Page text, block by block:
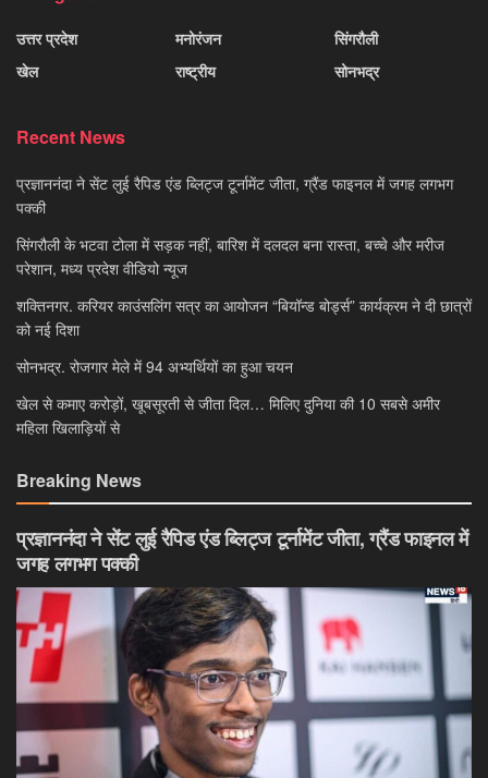
उत्तर प्रदेश
खेल
मनोरंजन
राष्ट्रीय
सिंगरौली
सोनभद्र
Recent News
प्रज्ञाननंदा ने सेंट लुई रैपिड एंड ब्लिट्ज टूर्नामेंट जीता, ग्रैंड फाइनल में जगह लगभग
पक्की
सिंगरौली के भटवा टोला में सड़क नहीं, बारिश में दलदल बना रास्ता, बच्चे और मरीज
परेशान, मध्य प्रदेश वीडियो न्यूज
शक्तिनगर. करियर काउंसलिंग सत्र का आयोजन “बियॉन्ड बोर्ड्स” कार्यक्रम ने दी छात्रों
को नई दिशा
सोनभद्र. रोजगार मेले में 94 अभ्यर्थियों का हुआ चयन
खेल से कमाए करोड़ों, खूबसूरती से जीता दिल… मिलिए दुनिया की 10 सबसे अमीर
महिला खिलाड़ियों से
Breaking News
प्रज्ञाननंदा ने सेंट लुई रैपिड एंड ब्लिट्ज टूर्नामेंट जीता, ग्रैंड फाइनल में
जगह लगभग पक्की